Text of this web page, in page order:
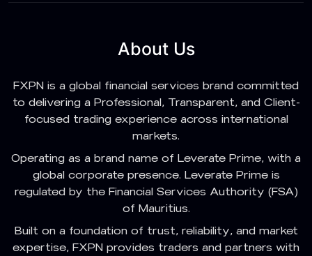
About Us
FXPN is a global financial services brand committed
to delivering a Professional, Transparent, and Client-
focused trading experience across international
markets.
Operating as a brand name of Leverate Prime, with a
global corporate presence. Leverate Prime is
regulated by the Financial Services Authority (FSA)
of Mauritius.
Built on a foundation of trust, reliability, and market
expertise, FXPN provides traders and partners with